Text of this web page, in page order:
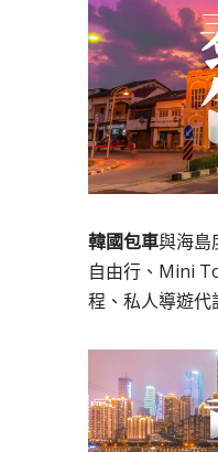
韓國包車與海島
自由行、Mini
程、私人導遊代